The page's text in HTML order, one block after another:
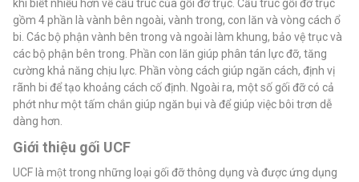
khi biết nhiều hơn về cấu trúc của gối đỡ trục. Cấu trúc gối đỡ trục
gồm 4 phần là vành bên ngoài, vành trong, con lăn và vòng cách ổ
bi. Các bộ phận vành bên trong và ngoài làm khung, bảo vệ trục và
các bộ phận bên trong. Phần con lăn giúp phân tán lực đỡ, tăng
cường khả năng chịu lực. Phần vòng cách giúp ngăn cách, định vị
rãnh bi để tạo khoảng cách cố định. Ngoài ra, một số gối đỡ có cả
phớt như một tấm chắn giúp ngăn bụi và để giúp việc bôi trơn dễ
dàng hơn.
Giới thiệu gối UCF
UCF là một trong những loại gối đỡ thông dụng và được ứng dụng